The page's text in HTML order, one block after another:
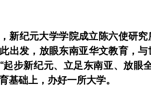
新纪元大学学院成立陈六使研
出发，放眼东南亚华文教育，
起步新纪元、立足东南亚、放眼
基础上，办好一所大学。